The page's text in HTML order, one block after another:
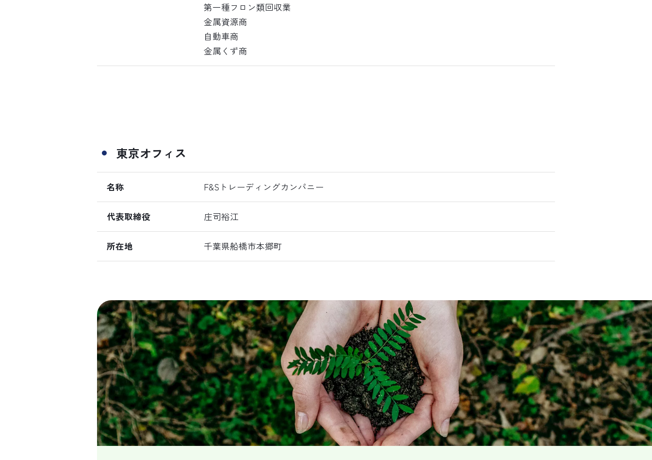
第一種フロン類回収業
金属資源商
自動車商
金属くず商
東京オフィス
名称 F&Sトレーディングカンパニー
代表取締役 庄司裕江
所在地 千葉県船橋市本郷町